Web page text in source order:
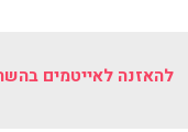
להאזנה לאייטמים